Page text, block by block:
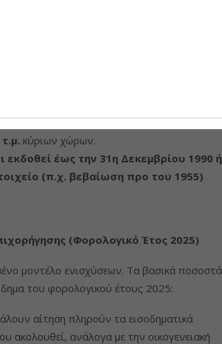
αυθαιρεσίες πρέπει να έχουν
Ταυτότητα Κτιρίου (ΗΤΚ).
Ενεργειακής Απόδοσης (Α’ ΠΕΑ),
.
κύριων χώρων.
εκδοθεί έως την 31η Δεκεμβρίου 1990 ή
(π.χ. βεβαίωση προ του 1955)
(Φορολογικό Έτος 2025)
μοντέλο ενισχύσεων. Τα βασικά ποσοστά
του φορολογικού έτους 2025:
αίτηση πληρούν τα εισοδηματικά
ακολουθεί, ανάλογα με την οικογενειακή